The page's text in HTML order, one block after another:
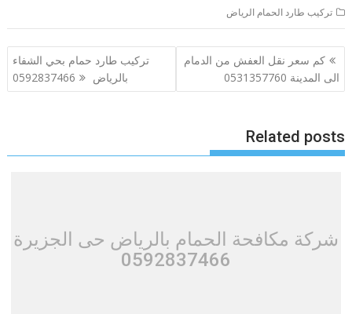
تركيب طارد الحمام الرياض
تصفّح
المقالات
كم سعر نقل العفش من الدمام
الى المدينة 0531357760
تركيب طارد حمام بحي الشفاء
بالرياض 0592837466
Related posts
شركة مكافحة الحمام بالرياض حى الجزيرة
0592837466